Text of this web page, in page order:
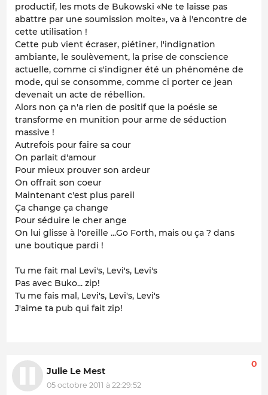
productif, les mots de Bukowski «Ne te laisse pas
abattre par une soumission moite», va à l'encontre de
cette utilisation !
Cette pub vient écraser, piétiner, l'indignation
ambiante, le soulèvement, la prise de conscience
actuelle, comme ci s'indigner été un phénoméne de
mode, qui se consomme, comme ci porter ce jean
devenait un acte de rébellion.
Alors non ça n'a rien de positif que la poésie se
transforme en munition pour arme de séduction
massive !
Autrefois pour faire sa cour
On parlait d'amour
Pour mieux prouver son ardeur
On offrait son coeur
Maintenant c'est plus pareil
Ça change ça change
Pour séduire le cher ange
On lui glisse à l'oreille ...Go Forth, mais ou ça ? dans
une boutique pardi !
Tu me fait mal Levi's, Levi's, Levi's
Pas avec Buko... zip!
Tu me fais mal, Levi's, Levi's, Levi's
J'aime ta pub qui fait zip!
Julie Le Mest
05 octobre 2011 à 22:29:52
0